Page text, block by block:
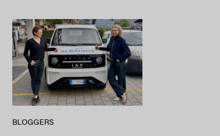
BLOGGERS